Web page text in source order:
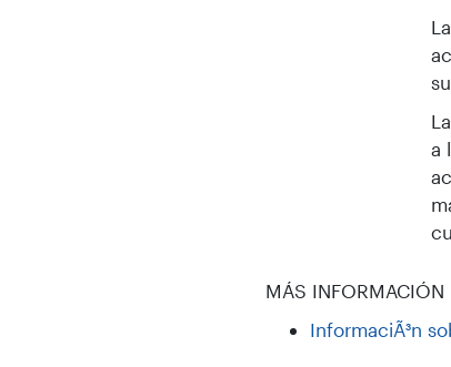
a
MÁS INFORMACIÓN
InformaciÃ³n